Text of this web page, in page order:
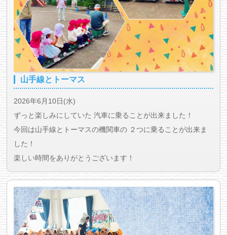
山手線とトーマス
2026年6月10日(水)
ずっと楽しみにしていた 汽車に乗ることが出来ました！
今回は山手線とトーマスの機関車の ２つに乗ることが出来ま
した！
楽しい時間をありがとうございます！